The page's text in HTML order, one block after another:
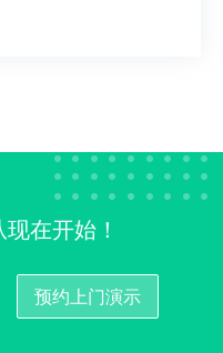
在开始！
预约上门演示